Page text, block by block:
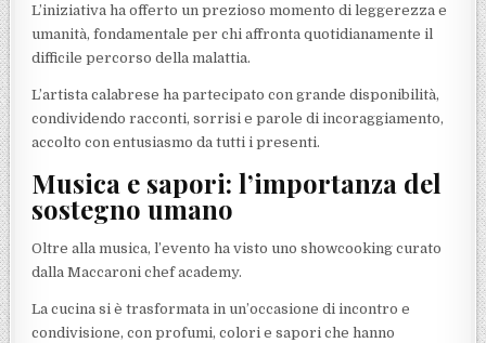
L’iniziativa ha offerto un prezioso momento di leggerezza e
umanità, fondamentale per chi affronta quotidianamente il
difficile percorso della malattia.
L’artista calabrese ha partecipato con grande disponibilità,
condividendo racconti, sorrisi e parole di incoraggiamento,
accolto con entusiasmo da tutti i presenti.
Musica e sapori: l’importanza del
sostegno umano
Oltre alla musica, l’evento ha visto uno showcooking curato
dalla Maccaroni chef academy.
La cucina si è trasformata in un’occasione di incontro e
condivisione, con profumi, colori e sapori che hanno